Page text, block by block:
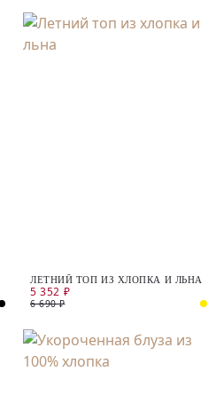
ЛЕТНИЙ ТОП ИЗ ХЛОПКА И ЛЬНА
5 352 ₽
6 690 ₽